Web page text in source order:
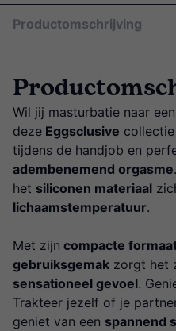
Productomschrijving
Wil jij masturbatie naar
deze Eggsclusive
tijdens de handjob en
adembenemend orgasme
het siliconen materiaal
lichaamstemperatuur.
Met zijn compacte
gebruiksgemak zorgt het
sensationeel gevoel.
Trakteer jezelf of je
geniet van een spannend